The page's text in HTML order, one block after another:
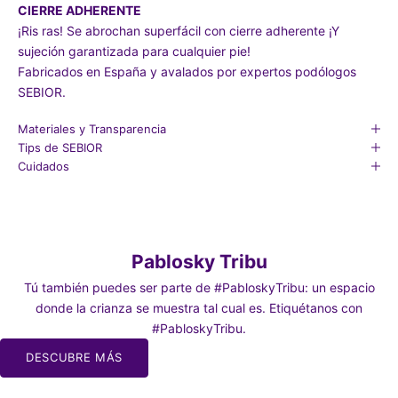
CIERRE ADHERENTE
¡Ris ras! Se abrochan superfácil con cierre adherente ¡Y
sujeción garantizada para cualquier pie!
Fabricados en España y avalados por expertos podólogos
SEBIOR.
Materiales y Transparencia
Tips de SEBIOR
Cuidados
Pablosky Tribu
Tú también puedes ser parte de #PabloskyTribu: un espacio
donde la crianza se muestra tal cual es. Etiquétanos con
#PabloskyTribu.
DESCUBRE MÁS